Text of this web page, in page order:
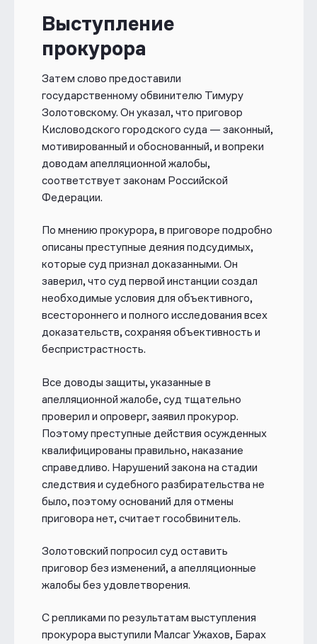
Выступление
прокурора
Затем слово предоставили
государственному обвинителю Тимуру
Золотовскому. Он указал, что приговор
Кисловодского городского суда — законный,
мотивированный и обоснованный, и вопреки
доводам апелляционной жалобы,
соответствует законам Российской
Федерации.
По мнению прокурора, в приговоре подробно
описаны преступные деяния подсудимых,
которые суд признал доказанными. Он
заверил, что суд первой инстанции создал
необходимые условия для объективного,
всестороннего и полного исследования всех
доказательств, сохраняя объективность и
беспристрастность.
Все доводы защиты, указанные в
апелляционной жалобе, суд тщательно
проверил и опроверг, заявил прокурор.
Поэтому преступные действия осужденных
квалифицированы правильно, наказание
справедливо. Нарушений закона на стадии
следствия и судебного разбирательства не
было, поэтому оснований для отмены
приговора нет, считает гособвинитель.
Золотовский попросил суд оставить
приговор без изменений, а апелляционные
жалобы без удовлетворения.
С репликами по результатам выступления
прокурора выступили Малсаг Ужахов, Барах